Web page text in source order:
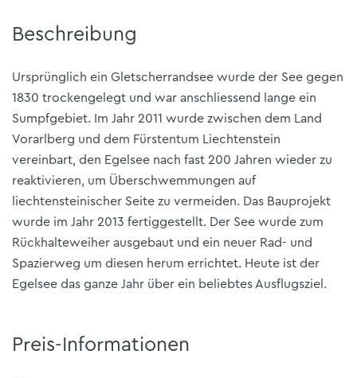
Beschreibung
Ursprünglich ein Gletscherrandsee wurde der See gegen
1830 trockengelegt und war anschliessend lange ein
Sumpfgebiet. Im Jahr 2011 wurde zwischen dem Land
Vorarlberg und dem Fürstentum Liechtenstein
vereinbart, den Egelsee nach fast 200 Jahren wieder zu
reaktivieren, um Überschwemmungen auf
liechtensteinischer Seite zu vermeiden. Das Bauprojekt
wurde im Jahr 2013 fertiggestellt. Der See wurde zum
Rückhalteweiher ausgebaut und ein neuer Rad- und
Spazierweg um diesen herum errichtet. Heute ist der
Egelsee das ganze Jahr über ein beliebtes Ausflugsziel.
Preis-Informationen